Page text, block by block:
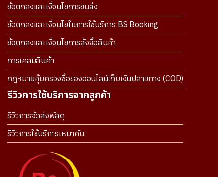
ข้อตกลงและเงื่อนไขการขนส่ง
ข้อตกลงและเงื่อนไขในการใช้บริการ BS Booking
ข้อตกลงและเงื่อนไขการสั่งซื้อสินค้า
การเคลมสินค้า
กฎหมายคุ้มครองซื้อของออนไลน์เก็บเงินปลายทาง (COD)
รีวิวการใช้บริการจากลูกค้า
รีวิวการจัดส่งพัสดุ
รีวิวการใช้บริการเหมาคัน